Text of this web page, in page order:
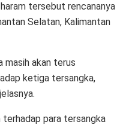
tersebut rencananya
Selatan, Kalimantan
masih akan terus
ketiga tersangka,
terhadap para tersangka